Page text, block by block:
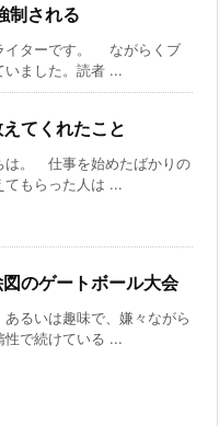
される
イターです。 ながらくブ
いました。読者 ...
てくれたこと
は。 仕事を始めたばかりの
てもらった人は ...
のゲートボール大会
るいは趣味で、嫌々ながら
性で続けている ...